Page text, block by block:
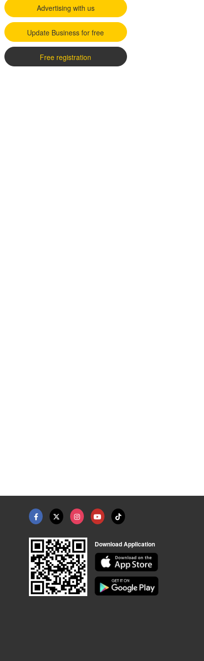
Advertising with us
Update Business for free
Free registration
Download Application